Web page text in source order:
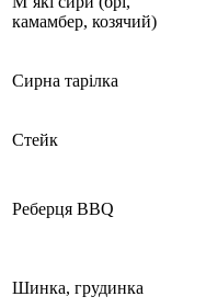
камамбер, козячий)
Сирна тарілка
Стейк
Реберця BBQ
Шинка, грудинка